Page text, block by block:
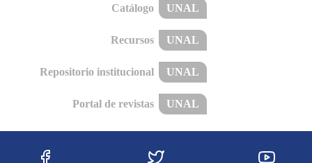
Catálogo UNAL
Recursos UNAL
Repositorio institucional UNAL
Portal de revistas UNAL